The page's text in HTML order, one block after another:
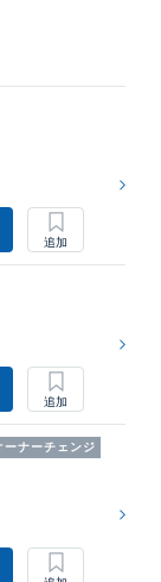
ーナーチェンジ